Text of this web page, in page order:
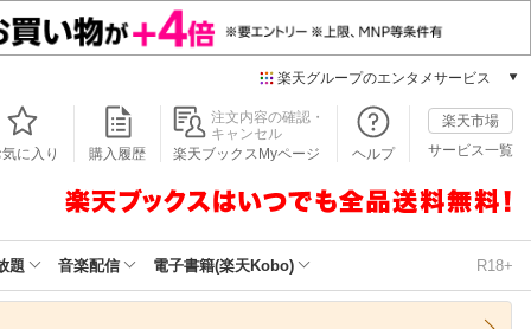
楽天グループのエンタメサービス
本/ゲーム/CD/DVD
楽天ブックス
楽天Kobo
楽天ミュージック
気に入り 購入履歴
注文内容の確認・
キャンセル
楽天ブックスMyページ
ヘルプ
楽天市場
サービス一覧
題 音楽配信 電子書籍(楽天Kobo) R18+